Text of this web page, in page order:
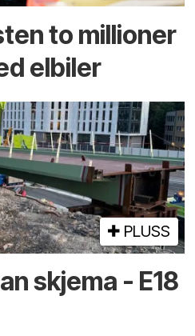
to millioner
elbiler
PLUSS
skjema - E18